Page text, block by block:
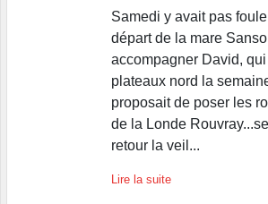
Samedi y avait pas
départ de la mare
accompagner David,
plateaux nord la
proposait de poser les
de la Londe
retour la veil...
Lire la suite